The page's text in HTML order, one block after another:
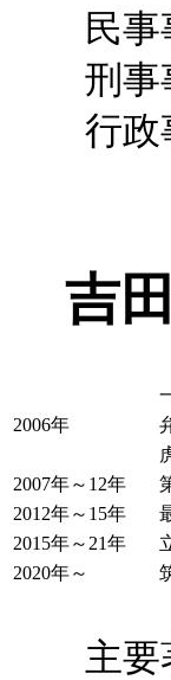
民事事
刑事
行政
吉
2006年
2007年～12年
2012年～15年
2015年～21年
2020年～
主要著